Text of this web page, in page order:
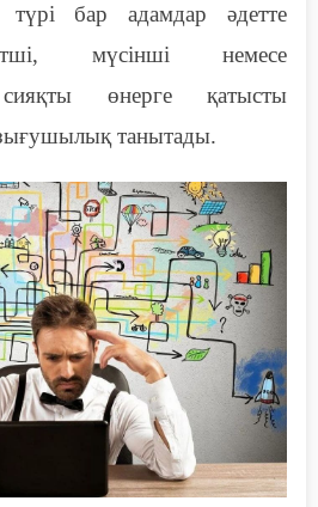
түрі бар адамдар әдетте
мүсінші немесе
сияқты өнерге қатысты
танытады.